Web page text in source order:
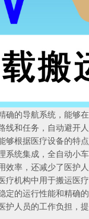
的导航系统，能够在
和任务，自动避开人
根据医疗设备的特点
统集成，全自动小车
率，还减少了医护人
机构中用于搬运医疗
的运行性能和精确的
人员的工作负担，提